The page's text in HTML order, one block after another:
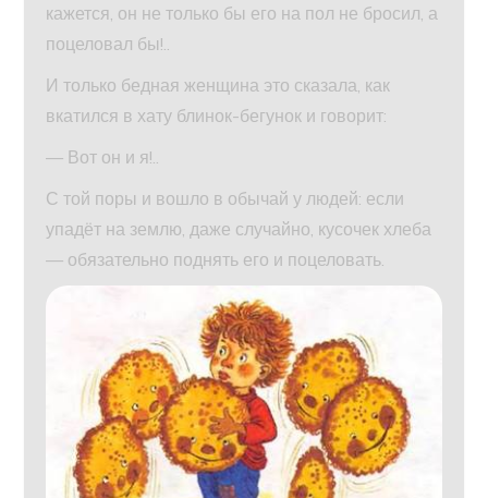
кажется, он не только бы его на пол не бросил, а
поцеловал бы!..
И только бедная женщина это сказала, как
вкатился в хату блинок-бегунок и говорит:
— Вот он и я!..
С той поры и вошло в обычай у людей: если
упадёт на землю, даже случайно, кусочек хлеба
— обязательно поднять его и поцеловать.